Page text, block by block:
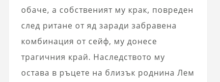
обаче, а собственият му крак, повреден
след ритане от яд заради забравена
комбинация от сейф, му донесе
трагичния край. Наследството му
остава в ръцете на близък роднина Лем